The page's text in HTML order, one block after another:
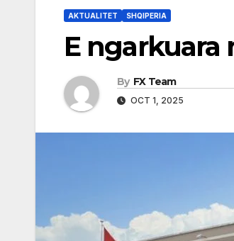
AKTUALITET SHQIPERIA
E ngarkuara
By FX Team
OCT 1, 2025